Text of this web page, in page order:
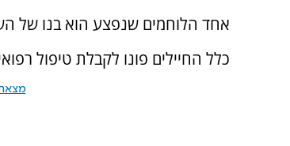
אחד הלוחמים שנפצע הוא בנו של
כלל החיילים פונו לקבלת טיפול